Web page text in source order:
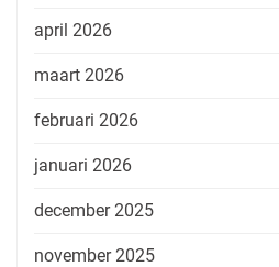
april 2026
maart 2026
februari 2026
januari 2026
december 2025
november 2025